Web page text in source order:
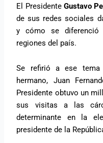
El Presidente Gustavo
de sus redes sociales
y cómo se diferenció
regiones del país.
Se refirió a ese
hermano, Juan
Presidente obtuvo un
sus visitas a las
determinante en la
presidente de la